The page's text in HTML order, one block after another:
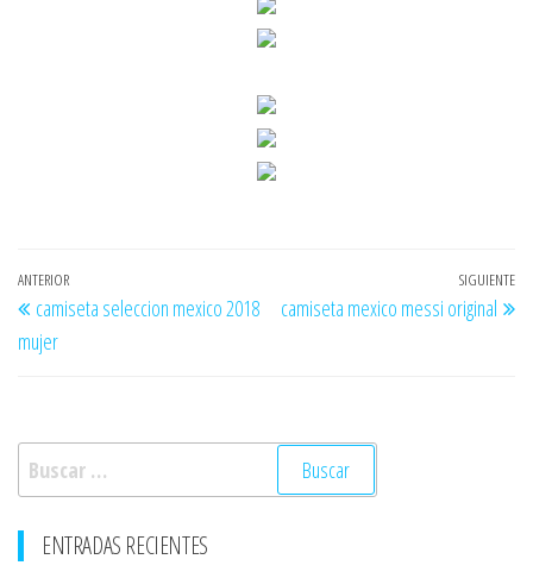
Navegación
de
entradas
Entrada
anterior
ANTERIOR
camiseta seleccion mexico 2018
mujer
SIGUIENTE
camiseta mexico messi original
Buscar:
ENTRADAS RECIENTES